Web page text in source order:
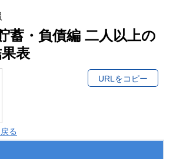
蓄・負債編 二人以上の
表
URLをコピー
る